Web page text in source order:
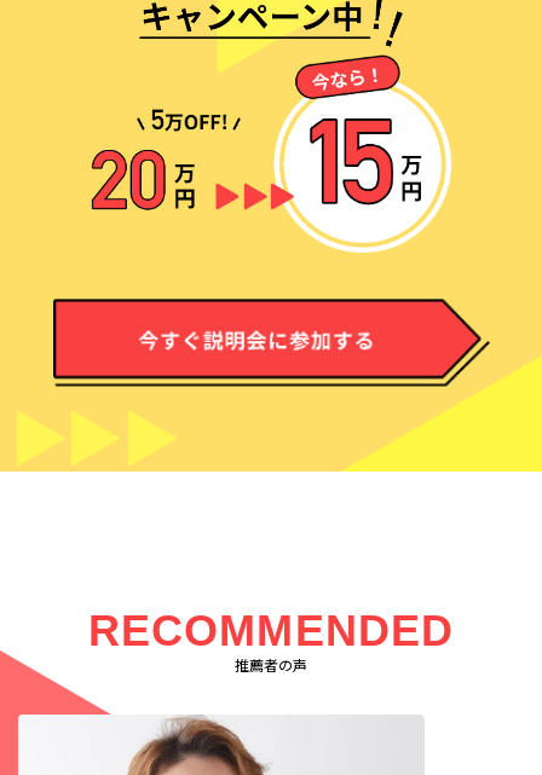
RECOMMENDED
推薦者の声